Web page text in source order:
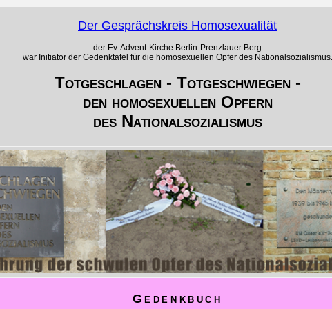
Der Gesprächskreis Homosexualität
der Ev. Advent-Kirche Berlin-Prenzlauer Berg
war Initiator der Gedenktafel für die homosexuellen Opfer des Nationalsozialismus.
Totgeschlagen - Totgeschwiegen -
den homosexuellen Opfern
des Nationalsozialismus
Gedenkbuch